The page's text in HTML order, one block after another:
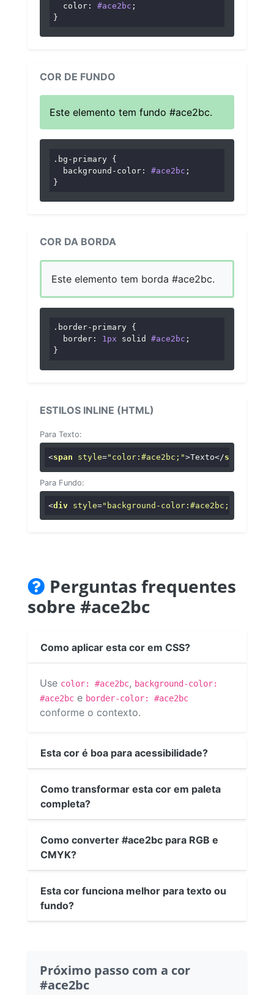
color : #ace2bc ;
}
COR DE FUNDO
Este elemento tem fundo #ace2bc.
.bg-primary {
background-color : #ace2bc ;
}
COR DA BORDA
Este elemento tem borda #ace2bc.
.border-primary {
border : 1px solid #ace2bc ;
}
ESTILOS INLINE (HTML)
Para Texto:
<span style="color:#ace2bc;">Texto</span
Para Fundo:
<div style="background-color:#ace2bc;"
Perguntas frequentes
sobre #ace2bc
Como aplicar esta cor em CSS?
Use color: #ace2bc, background-color:
#ace2bc e border-color: #ace2bc
conforme o contexto.
Esta cor é boa para acessibilidade?
Como transformar esta cor em paleta
completa?
Como converter #ace2bc para RGB e
CMYK?
Esta cor funciona melhor para texto ou
fundo?
Próximo passo com a cor
#ace2bc